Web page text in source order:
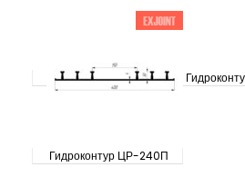
Гидроконтур ЦР-240П